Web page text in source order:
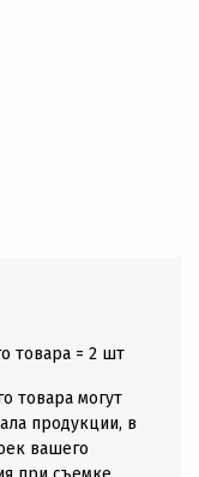
товара = 2 шт
товара могут
продукции, в
вашего